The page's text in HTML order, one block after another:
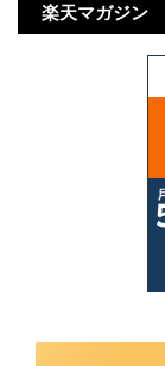
楽天マガジン